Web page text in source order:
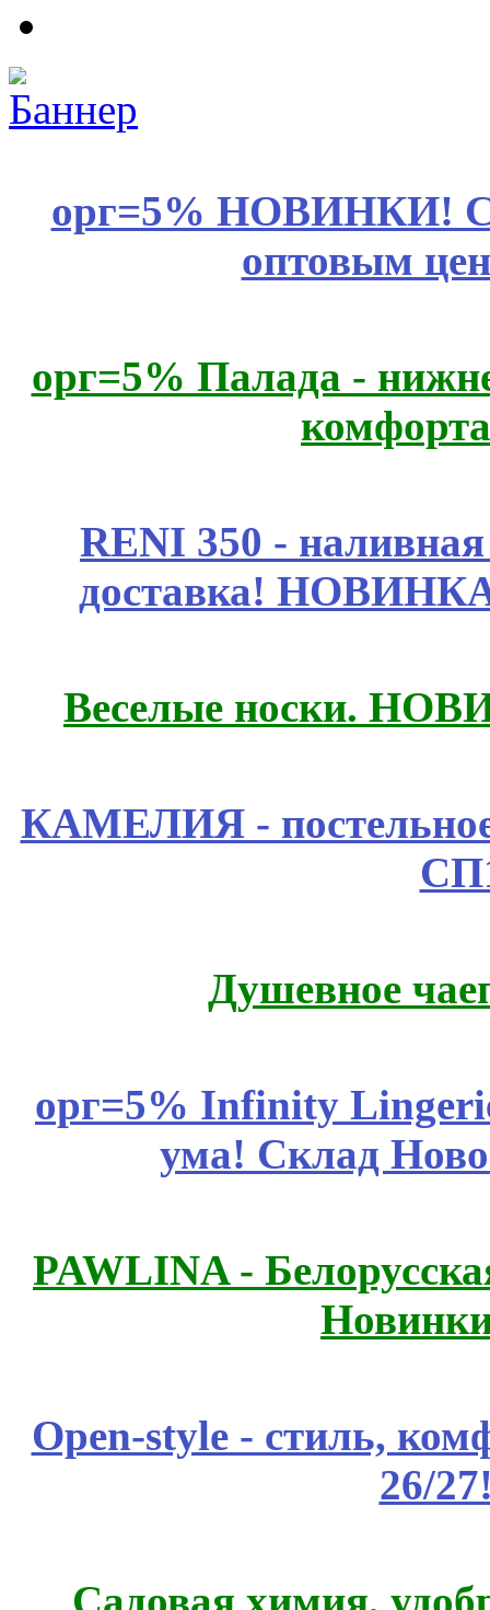
орг=5% НОВИНКИ!
оптовым
орг=5% Палада -
RENI 350 -
доставка!
Веселые носки.
КАМЕЛИЯ -
Душевное
орг=5% Infinity
ума! Склад
PAWLINA -
Open-style - стиль,
26/
Садовая химия,